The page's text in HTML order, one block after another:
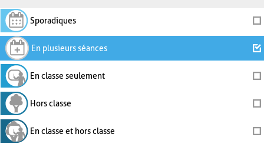
Sporadiques
En plusieurs séances
En classe seulement
Hors classe
En classe et hors classe